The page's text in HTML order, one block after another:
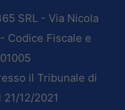
SRL - Via Nicola
Codice Fiscale e
il Tribunale di
12/2021